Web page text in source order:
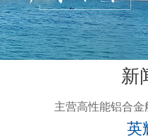
新
主营高性能铝合
英